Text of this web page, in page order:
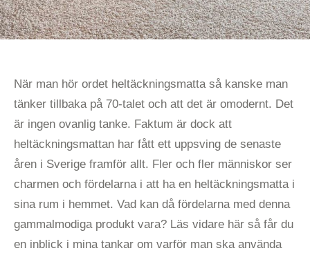
När man hör ordet heltäckningsmatta så kanske man
tänker tillbaka på 70-talet och att det är omodernt. Det
är ingen ovanlig tanke. Faktum är dock att
heltäckningsmattan har fått ett uppsving de senaste
åren i Sverige framför allt. Fler och fler människor ser
charmen och fördelarna i att ha en heltäckningsmatta i
sina rum i hemmet. Vad kan då fördelarna med denna
gammalmodiga produkt vara? Läs vidare här så får du
en inblick i mina tankar om varför man ska använda